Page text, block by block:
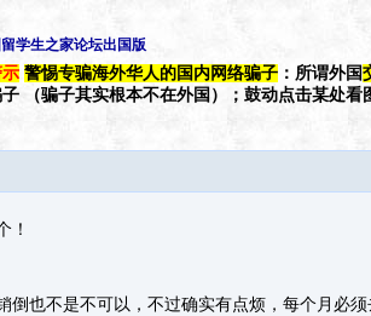
学生之家论坛出国版
警惕专骗海外华人的国内网络骗子 ：所谓外国
（骗子其实根本不在外国）；鼓动点击某处
！
倒也不是不可以，不过确实有点烦，每个月必